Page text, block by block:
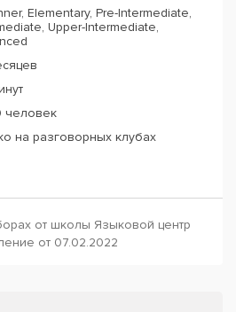
Elementary, Pre-Intermediate,
Upper-Intermediate,
человек
на разговорных клубах
от школы Языковой центр
от 07.02.2022